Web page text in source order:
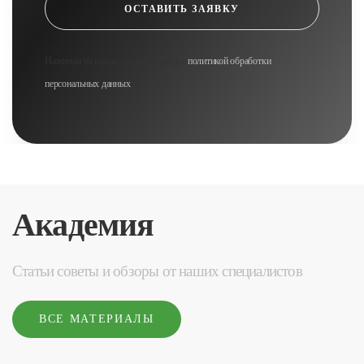
ОСТАВИТЬ ЗАЯВКУ
политикой обработки
персональных данных
Академия
Статьи советы и обзоры от наших специалистов
ВСЕ МАТЕРИАЛЫ